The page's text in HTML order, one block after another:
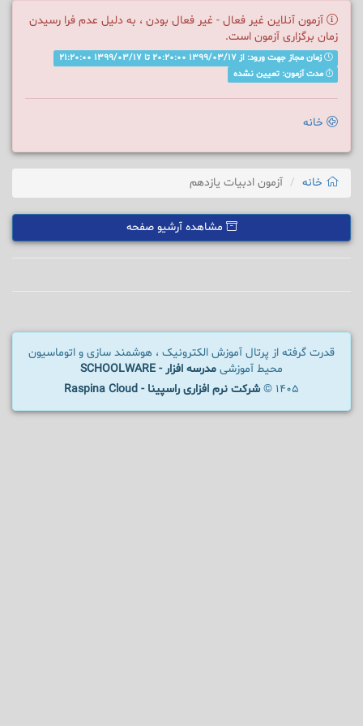
آزمون آنلاین غیر فعال - غیر فعال بودن ، به دلیل عدم فرا رسیدن
زمان برگزاری آزمون است.
زمان مجاز جهت ورود: از 1399/03/17 20:20:00 تا 1399/03/17 21:20:00
مدت آزمون: تعیین نشده
خانه
خانه آزمون ادبیات یازدهم
مشاهده آرشیو صفحه
قدرت گرفته از پرتال آموزش الکترونیک ، هوشمند سازی و اتوماسیون
محیط آموزشی مدرسه افزار - SCHOOLWARE
1405 ©
شرکت نرم افزاری راسپینا - Raspina Cloud